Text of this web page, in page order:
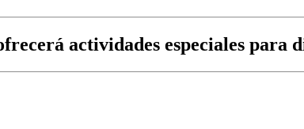
actividades especiales